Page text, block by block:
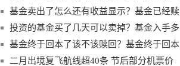
基金卖出了怎么还有收益显示？基金已经赎
投资的基金买了几天可以卖掉？基金入手多
基金终于回本了该不该赎回？基金终于回本
二月出境复飞航线超40条 节后部分机票价